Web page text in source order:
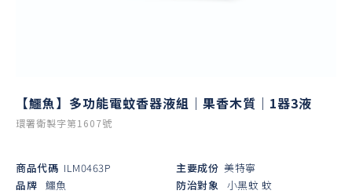
【鱷魚】多功能電蚊香器液組｜果香木質｜1器3液
環署衛製字第1607號
商品代碼 ILM0463P
品牌 鱷魚
主要成份 美特寧
防治對象 小黑蚊 蚊